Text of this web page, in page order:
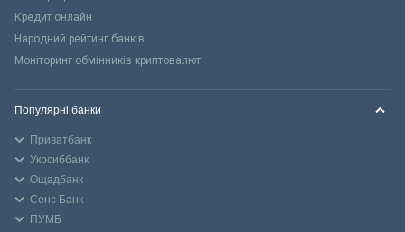
Кредит онлайн
Народний рейтинг банків
Моніторинг обмінників криптовалют
Популярні банки
Приватбанк
Укрсиббанк
Ощадбанк
Сенс Банк
ПУМБ